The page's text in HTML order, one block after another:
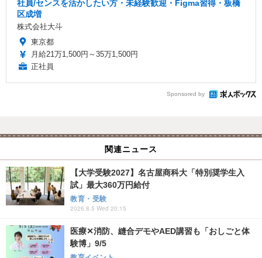
社員/センスを活かしたい方・未経験歓迎・Figma習得・板橋
区成増
株式会社大斗
東京都
月給21万1,500円～35万1,500円
正社員
Sponsored by
関連ニュース
【大学受験2027】名古屋商科大「特別奨学生入
試」最大360万円給付
教育・受験
2026.8.5 Wed 20:15
医療✕消防、縫合デモやAED講習も「おしごと体
験博」9/5